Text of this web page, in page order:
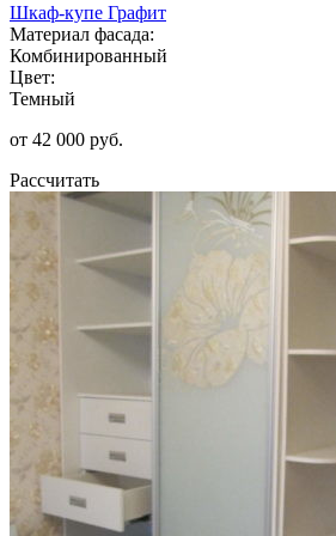
Шкаф-купе Графит
Материал фасада:
Комбинированный
Цвет:
Темный
от 42 000 руб.
Рассчитать